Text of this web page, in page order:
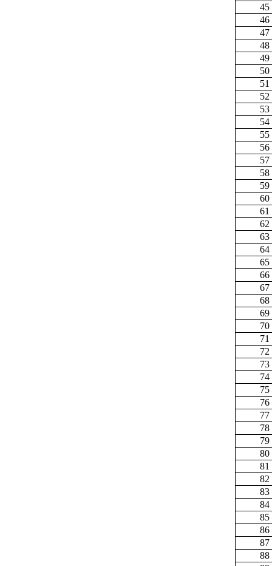
45
46
47
48
49
50
51
52
53
54
55
56
57
58
59
60
61
62
63
64
65
66
67
68
69
70
71
72
73
74
75
76
77
78
79
80
81
82
83
84
85
86
87
88